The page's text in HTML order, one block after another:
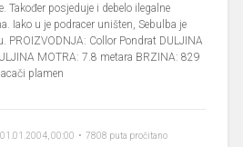
Također posjeduje i debelo ilegalne
Iako u je podracer uništen, Sebulba je
PROIZVODNJA: Collor Pondrat DULJINA
MOTRA: 7.8 metara BRZINA: 829
plamen
00:00 • 7808 puta pročitano